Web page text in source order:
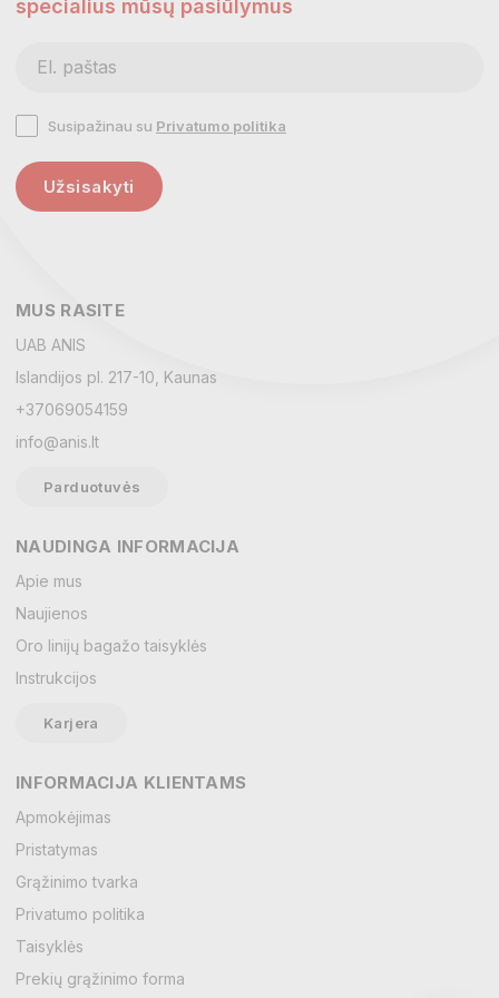
El. paštas
Žinutė
specialius mūsų pasiūlymus
Susipažinau su Privatumo politika
Užsisakyti
MUS RASITE
UAB ANIS
Islandijos pl. 217-10, Kaunas
+37069054159
info@anis.lt
Parduotuvės
NAUDINGA INFORMACIJA
Apie mus
Naujienos
Oro linijų bagažo taisyklės
Instrukcijos
Karjera
INFORMACIJA KLIENTAMS
Apmokėjimas
Pristatymas
Grąžinimo tvarka
Privatumo politika
Taisyklės
Prekių grąžinimo forma